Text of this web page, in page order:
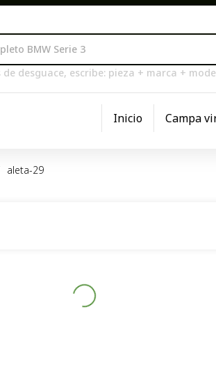
de desguace, escribe: pieza + marca +
Inicio Campa
aleta-29